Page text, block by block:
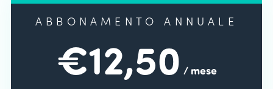
ABBONAMENTO ANNUALE
€12,50 / mese